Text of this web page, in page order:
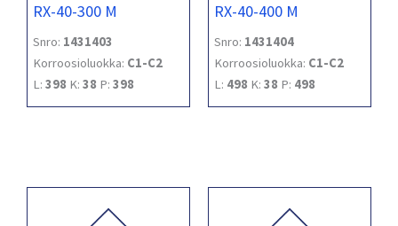
RX-40-300 M
Snro: 1431403
Korroosioluokka: C1-C2
L: 398 K: 38 P: 398
RX-40-400 M
Snro: 1431404
Korroosioluokka: C1-C2
L: 498 K: 38 P: 498